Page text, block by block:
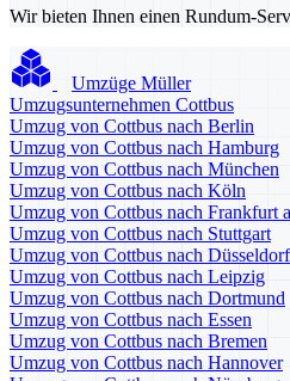
Wir bieten Ihnen einen Rundum-
Umzüge Müller
Umzugsunternehmen Cottbus
Umzug von Cottbus nach Berlin
Umzug von Cottbus nach Hamburg
Umzug von Cottbus nach München
Umzug von Cottbus nach Köln
Umzug von Cottbus nach Frankfurt
Umzug von Cottbus nach Stuttgart
Umzug von Cottbus nach Düsseldorf
Umzug von Cottbus nach Leipzig
Umzug von Cottbus nach Dortmund
Umzug von Cottbus nach Essen
Umzug von Cottbus nach Bremen
Umzug von Cottbus nach Hannover